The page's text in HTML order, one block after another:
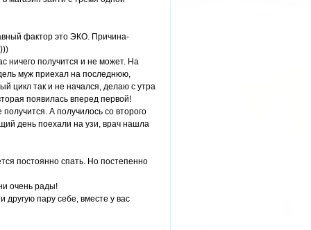
фактор это ЭКО. Причина-
ничего получится и не может. На
муж приехал на последнюю,
цикл так и не начался, делаю с утра
появилась вперед первой!
А получилось со второго
день поехали на узи, врач нашла
постоянно спать. Но постепенно
очень рады!
другую пару себе, вместе у вас